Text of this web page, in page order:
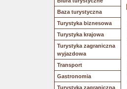
Baza turystyczna
Turystyka biznesowa
Turystyka krajowa
Turystyka zagraniczna
wyjazdowa
Transport
Gastronomia
Turystyka zagraniczna